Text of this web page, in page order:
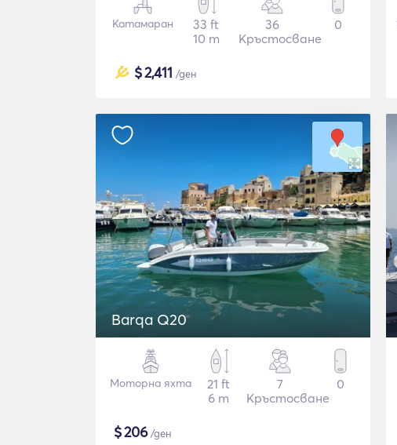
Катамаран
33 ft
10 m
36
Кръстосване
0
$2,411 /ден
Barqa Q20
Моторна яхта
21 ft
6 m
7
Кръстосване
0
$206/ден